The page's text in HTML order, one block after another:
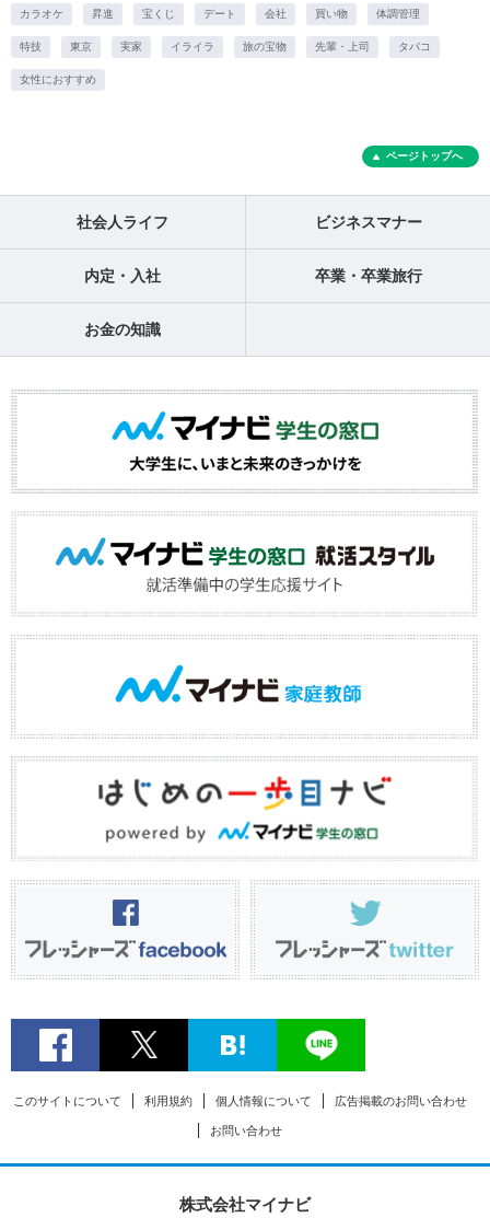
カラオケ 昇進 宝くじ デート 会社 買い物 体調管理
特技 東京 実家 イライラ 旅の宝物 先輩・上司 タバコ
女性におすすめ
ページトップへ
社会人ライフ ビジネスマナー
内定・入社 卒業・卒業旅行
お金の知識
このサイトについて 利用規約 個人情報について 広告掲載のお問い合わせ
お問い合わせ
株式会社マイナビ